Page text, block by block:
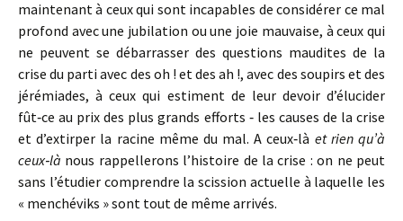
maintenant à ceux qui sont incapables de considérer ce mal
profond avec une jubilation ou une joie mauvaise, à ceux qui
ne peuvent se débarrasser des questions maudites de la
crise du parti avec des oh ! et des ah !, avec des soupirs et des
jérémiades, à ceux qui estiment de leur devoir d’élucider
fût‑ce au prix des plus grands efforts ‑ les causes de la crise
et d’extirper la racine même du mal. A ceux‑là et rien qu’à
ceux‑là nous rappellerons l’histoire de la crise : on ne peut
sans l’étudier comprendre la scission actuelle à laquelle les
« menchéviks » sont tout de même arrivés.